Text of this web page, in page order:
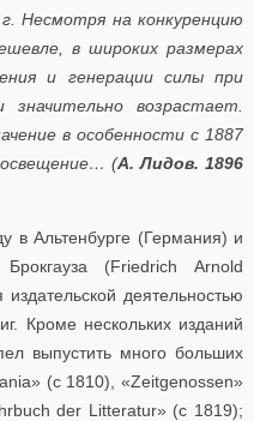
Несмотря на конкуренцию
в широких размерах
и генерации силы при
возрастает.
в особенности с 1887
освещение… (А. Лидов. 1896
в Альтенбурге (Германия) и
(Friedrich Arnold
деятельностью
Кроме нескольких изданий
выпустить много больших
(с 1810), «Zeitgenossen»
der Litteratur» (с 1819);